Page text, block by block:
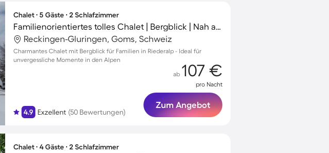
Chalet ∙ 5 Gäste ∙ 2 Schlafzimmer
Familienorientiertes tolles Chalet | Bergblick | Nah am Skifahren
Reckingen-Gluringen, Goms, Schweiz
Charmantes Chalet mit Bergblick für Familien in Riederalp - Ideal für
unvergessliche Momente in den Alpen
4.9 Exzellent (50 Bewertungen)
ab 107 €
pro Nacht
Zum Angebot
Chalet ∙ 4 Gäste ∙ 2 Schlafzimmer